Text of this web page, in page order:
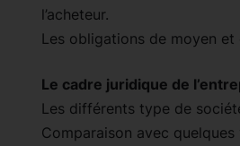
l’acheteur.
Les obligations de moyen et
Le cadre juridique de
Les différents type de
Comparaison avec quelques